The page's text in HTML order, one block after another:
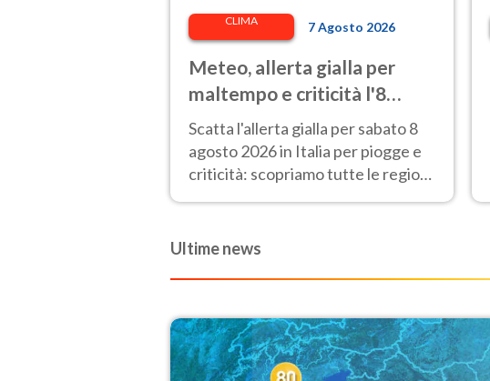
CLIMA 7 Agosto 2026
Meteo, allerta gialla per
maltempo e criticità l'8
agosto 2026: le regioni a
rischio
Scatta l'allerta gialla per sabato 8
agosto 2026 in Italia per piogge e
criticità: scopriamo tutte le regioni
Ultime news